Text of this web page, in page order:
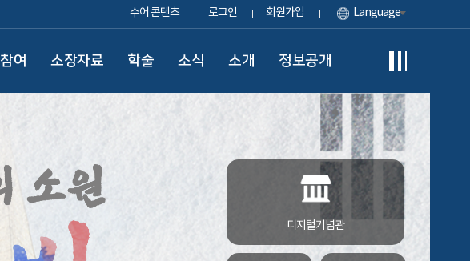
수어 콘텐츠 로그인 회원가입 Language
참여 소장자료 학술 소식 소개 정보공개
디지털기념관